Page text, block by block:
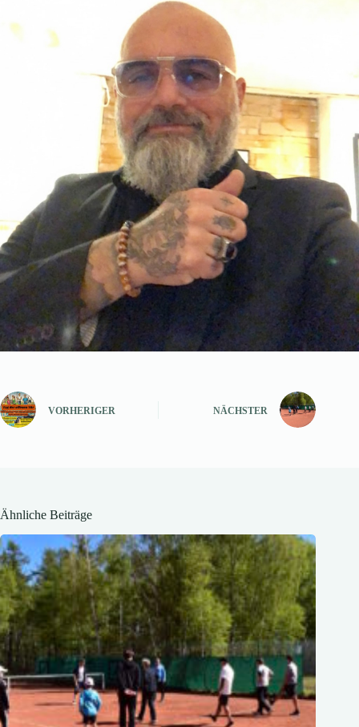
VORHERIGER NÄCHSTER
Ähnliche Beiträge